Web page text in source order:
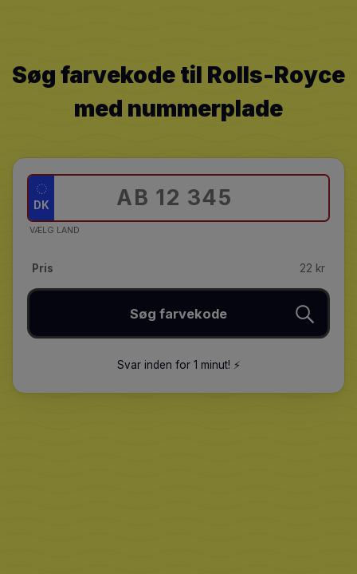
Søg farvekode til Rolls-Royce
med nummerplade
DK
VÆLG LAND
Pris 22 kr
Søg farvekode
Svar inden for 1 minut! ⚡️